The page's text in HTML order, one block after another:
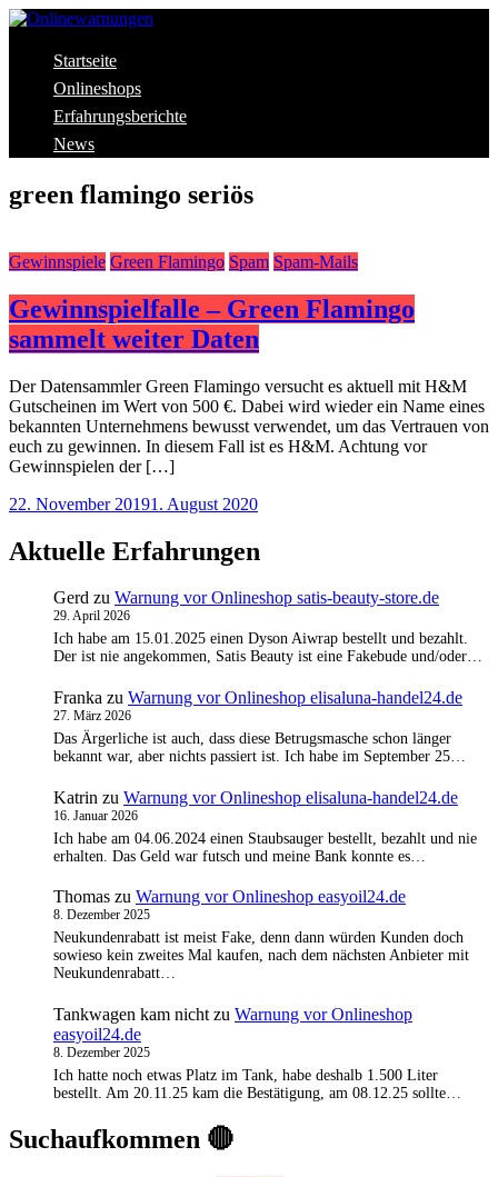
Skip
content
Onlinewarnungen
Aktuelle Warnungen vor Gefahren im Internet
Startseite
Onlineshops
Erfahrungsberichte
News
green flamingo seriös
Gewinnspiele Green Flamingo Spam Spam-Mails
Gewinnspielfalle – Green Flamingo
sammelt weiter Daten
Der Datensammler Green Flamingo versucht es aktuell mit H&M
Gutscheinen im Wert von 500 €. Dabei wird wieder ein Name eines
bekannten Unternehmens bewusst verwendet, um das Vertrauen von
euch zu gewinnen. In diesem Fall ist es H&M. Achtung vor
Gewinnspielen der […]
22. November 20191. August 2020
Aktuelle Erfahrungen
Gerd zu Warnung vor Onlineshop satis-beauty-store.de
29. April 2026
Ich habe am 15.01.2025 einen Dyson Aiwrap bestellt und bezahlt.
Der ist nie angekommen, Satis Beauty ist eine Fakebude und/oder…
Franka zu Warnung vor Onlineshop elisaluna-handel24.de
27. März 2026
Das Ärgerliche ist auch, dass diese Betrugsmasche schon länger
bekannt war, aber nichts passiert ist. Ich habe im September 25…
Katrin zu Warnung vor Onlineshop elisaluna-handel24.de
16. Januar 2026
Ich habe am 04.06.2024 einen Staubsauger bestellt, bezahlt und nie
erhalten. Das Geld war futsch und meine Bank konnte es…
Thomas zu Warnung vor Onlineshop easyoil24.de
8. Dezember 2025
Neukundenrabatt ist meist Fake, denn dann würden Kunden doch
sowieso kein zweites Mal kaufen, nach dem nächsten Anbieter mit
Neukundenrabatt…
Tankwagen kam nicht zu Warnung vor Onlineshop
easyoil24.de
8. Dezember 2025
Ich hatte noch etwas Platz im Tank, habe deshalb 1.500 Liter
bestellt. Am 20.11.25 kam die Bestätigung, am 08.12.25 sollte…
Suchaufkommen 🔴